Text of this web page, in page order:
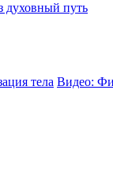
духовный путь
тела Видео: